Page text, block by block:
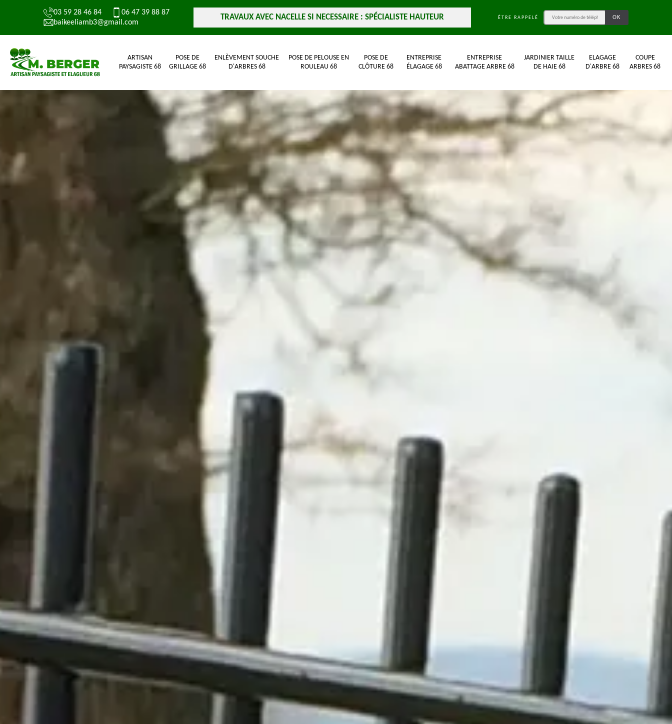
03 59 28 46 84
06 47 39 88 87
baikeeliamb3@gmail.com
TRAVAUX AVEC NACELLE SI NECESSAIRE : SPÉCIALISTE HAUTEUR ÊTRE RAPPELÉ
ARTISAN
PAYSAGISTE 68
POSE DE
GRILLAGE 68
ENLÈVEMENT SOUCHE
D'ARBRES 68
POSE DE PELOUSE EN
ROULEAU 68
POSE DE
CLÔTURE 68
ENTREPRISE
ÉLAGAGE 68
ENTREPRISE
ABATTAGE ARBRE 68
JARDINIER TAILLE
DE HAIE 68
ELAGAGE
D'ARBRE 68
COUPE
ARBRES 68